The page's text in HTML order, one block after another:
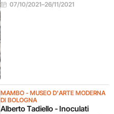
07/10/2021–26/11/2021
MAMBO - MUSEO D'ARTE MODERNA
DI BOLOGNA
Alberto Tadiello - Inoculati